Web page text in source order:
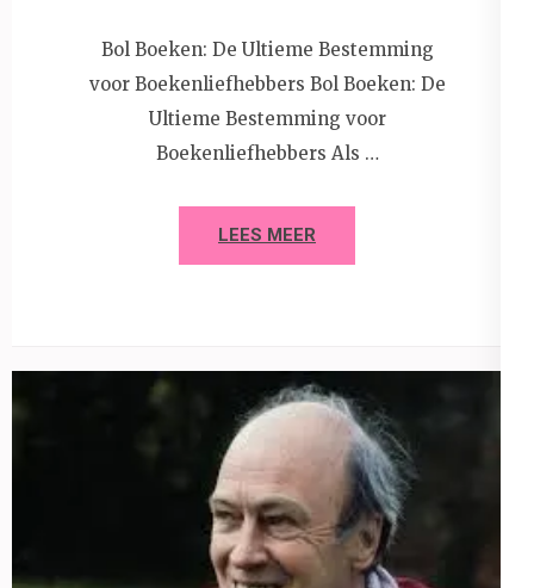
Bol Boeken: De Ultieme Bestemming
voor Boekenliefhebbers Bol Boeken: De
Ultieme Bestemming voor
Boekenliefhebbers Als …
LEES MEER